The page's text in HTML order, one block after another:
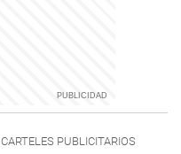
CARTELES PUBLICITARIOS